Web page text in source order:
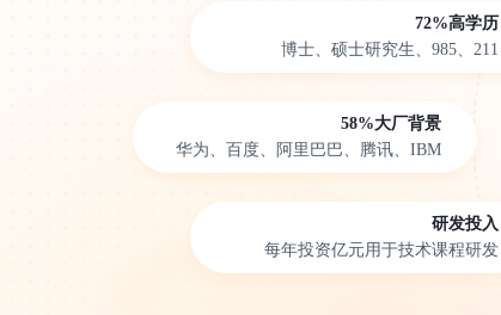
72%高学历
博士、硕士研究生、985、211
58%大厂背景
华为、百度、阿里巴巴、腾讯、IBM
研发投入
每年投资亿元用于技术课程研发